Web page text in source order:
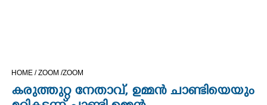
HOME /ZOOM /ZOOM
കരുത്തുറ്റ നേതാവ്, ഉമ്മൻ ചാണ്ടിയെയും